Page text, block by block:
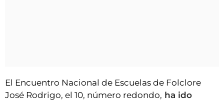
El Encuentro Nacional de Escuelas de Folclore
José Rodrigo, el 10, número redondo, ha ido